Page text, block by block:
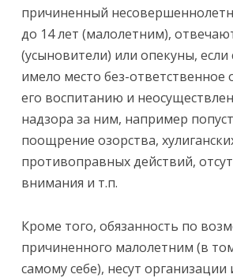
причиненный
до 14 лет (малолетним),
(усыновители) или опекуны, если
имело место без-ответственное
его воспитанию и
надзора за ним, например
поощрение озорства,
противоправных действий,
внимания и т.п.
Кроме того, обязанность по
причиненного малолетним (в
самому себе), несут